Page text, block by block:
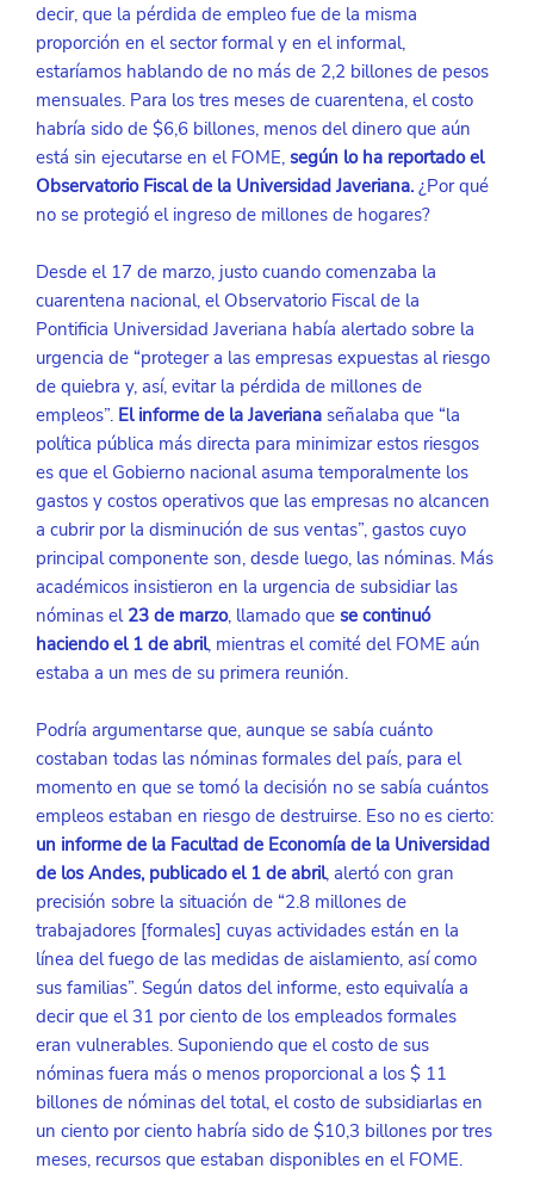
decir, que la pérdida de empleo fue de la misma
proporción en el sector formal y en el informal,
estaríamos hablando de no más de 2,2 billones de pesos
mensuales. Para los tres meses de cuarentena, el costo
habría sido de $6,6 billones, menos del dinero que aún
está sin ejecutarse en el FOME, según lo ha reportado el
Observatorio Fiscal de la Universidad Javeriana. ¿Por qué
no se protegió el ingreso de millones de hogares?
Desde el 17 de marzo, justo cuando comenzaba la
cuarentena nacional, el Observatorio Fiscal de la
Pontificia Universidad Javeriana había alertado sobre la
urgencia de “proteger a las empresas expuestas al riesgo
de quiebra y, así, evitar la pérdida de millones de
empleos”. El informe de la Javeriana señalaba que “la
política pública más directa para minimizar estos riesgos
es que el Gobierno nacional asuma temporalmente los
gastos y costos operativos que las empresas no alcancen
a cubrir por la disminución de sus ventas”, gastos cuyo
principal componente son, desde luego, las nóminas. Más
académicos insistieron en la urgencia de subsidiar las
nóminas el 23 de marzo, llamado que se continuó
haciendo el 1 de abril, mientras el comité del FOME aún
estaba a un mes de su primera reunión.
Podría argumentarse que, aunque se sabía cuánto
costaban todas las nóminas formales del país, para el
momento en que se tomó la decisión no se sabía cuántos
empleos estaban en riesgo de destruirse. Eso no es cierto:
un informe de la Facultad de Economía de la Universidad
de los Andes, publicado el 1 de abril, alertó con gran
precisión sobre la situación de “2.8 millones de
trabajadores [formales] cuyas actividades están en la
línea del fuego de las medidas de aislamiento, así como
sus familias”. Según datos del informe, esto equivalía a
decir que el 31 por ciento de los empleados formales
eran vulnerables. Suponiendo que el costo de sus
nóminas fuera más o menos proporcional a los $ 11
billones de nóminas del total, el costo de subsidiarlas en
un ciento por ciento habría sido de $10,3 billones por tres
meses, recursos que estaban disponibles en el FOME.